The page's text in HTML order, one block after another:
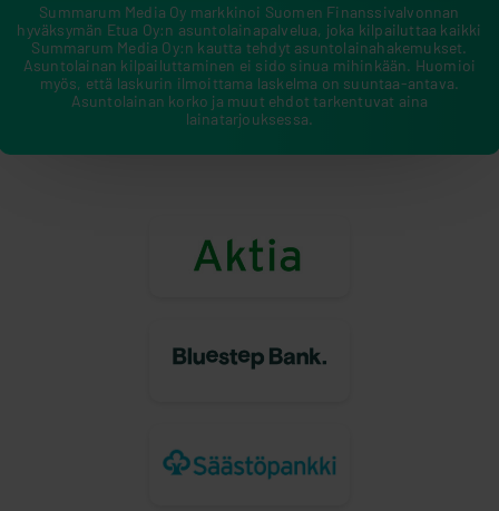
Summarum Media Oy markkinoi Suomen Finanssivalvonnan
hyväksymän Etua Oy:n asuntolainapalvelua, joka kilpailuttaa kaikki
Summarum Media Oy:n kautta tehdyt asuntolainahakemukset.
Asuntolainan kilpailuttaminen ei sido sinua mihinkään. Huomioi
myös, että laskurin ilmoittama laskelma on suuntaa-antava.
Asuntolainan korko ja muut ehdot tarkentuvat aina
lainatarjouksessa.